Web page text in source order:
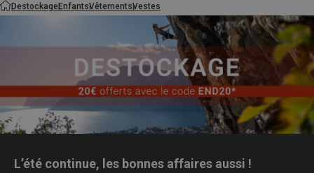
DestockageEnfantsVêtementsVestes
L’été continue, les bonnes affaires aussi !